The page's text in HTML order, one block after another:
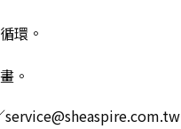
環。
。
service@sheaspire.com.tw